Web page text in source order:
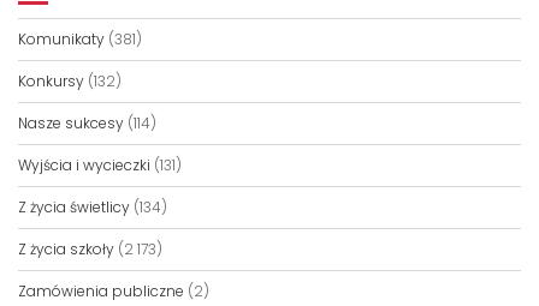
Komunikaty (381)
Konkursy (132)
Nasze sukcesy (114)
Wyjścia i wycieczki (131)
Z życia świetlicy (134)
Z życia szkoły (2 173)
Zamówienia publiczne (2)